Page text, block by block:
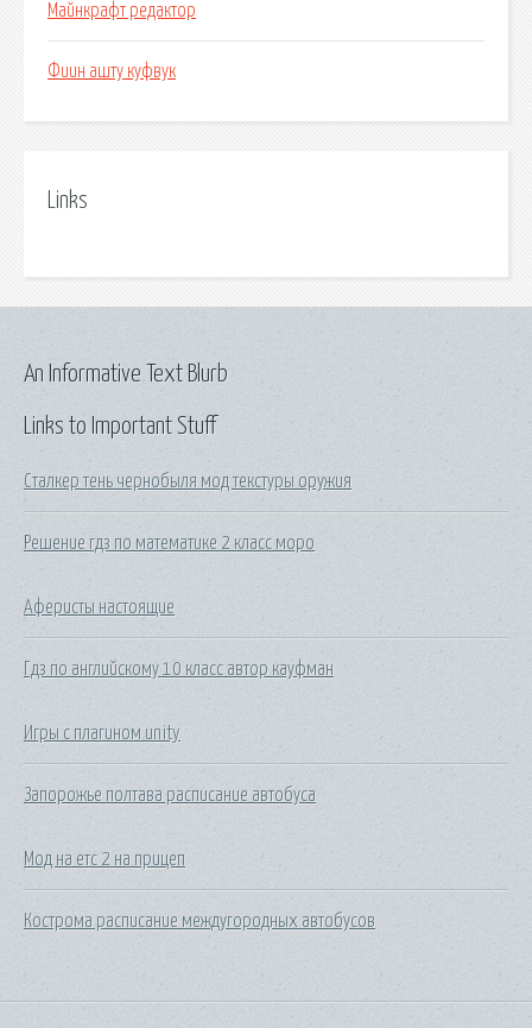
Майнкрафт редактор
Фиин ашту куфвук
Links
Links to Important Stuff
Сталкер тень чернобыля мод текстуры оружия
Решение гдз по математике 2 класс моро
Аферисты настоящие
Гдз по английскому 10 класс автор кауфман
Игры с плагином unity
Запорожье полтава расписание автобуса
Мод на етс 2 на прицеп
Кострома расписание междугородных автобусов
An Informative Text Blurb